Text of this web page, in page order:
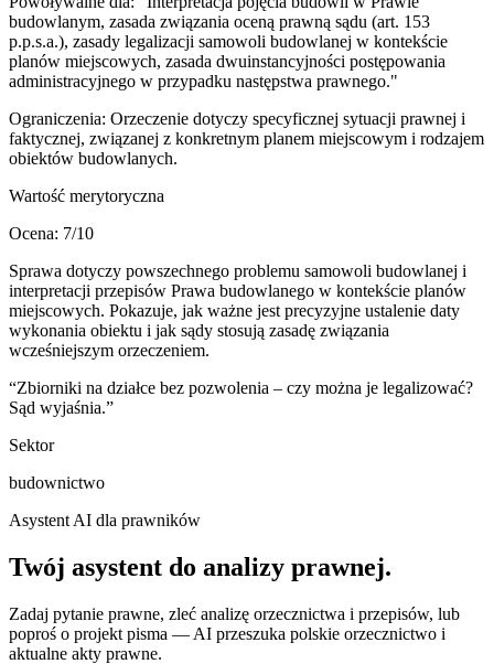
budowlanym, zasada związania oceną prawną sądu (art. 153
p.p.s.a.), zasady legalizacji samowoli budowlanej w kontekście
planów miejscowych, zasada dwuinstancyjności postępowania
administracyjnego w przypadku następstwa prawnego."
Ograniczenia: Orzeczenie dotyczy specyficznej sytuacji prawnej i
faktycznej, związanej z konkretnym planem miejscowym i rodzajem
obiektów budowlanych.
Wartość merytoryczna
Ocena: 7/10
Sprawa dotyczy powszechnego problemu samowoli budowlanej i
interpretacji przepisów Prawa budowlanego w kontekście planów
miejscowych. Pokazuje, jak ważne jest precyzyjne ustalenie daty
wykonania obiektu i jak sądy stosują zasadę związania
wcześniejszym orzeczeniem.
“Zbiorniki na działce bez pozwolenia – czy można je legalizować?
Sąd wyjaśnia.”
Sektor
budownictwo
Asystent AI dla prawników
Twój asystent do analizy prawnej.
Zadaj pytanie prawne, zleć analizę orzecznictwa i przepisów, lub
poproś o projekt pisma — AI przeszuka polskie orzecznictwo i
aktualne akty prawne.